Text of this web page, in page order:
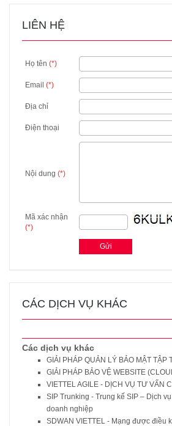
LIÊN HỆ
Họ tên (*)
Email (*)
Địa chỉ
Điện thoại
Nội dung (*)
Mã xác nhận
(*)
CÁC DỊCH VỤ KHÁC
Các dịch vụ khác
GIẢI PHÁP QUẢN LÝ BẢO MẬT TẬP
GIẢI PHÁP BẢO VỆ WEBSITE
VIETTEL AGILE - DỊCH VỤ TƯ VẤN
SIP Trunking - Trung kế SIP – Dịch
doanh nghiệp
SDWAN VIETTEL - Mạng được điều